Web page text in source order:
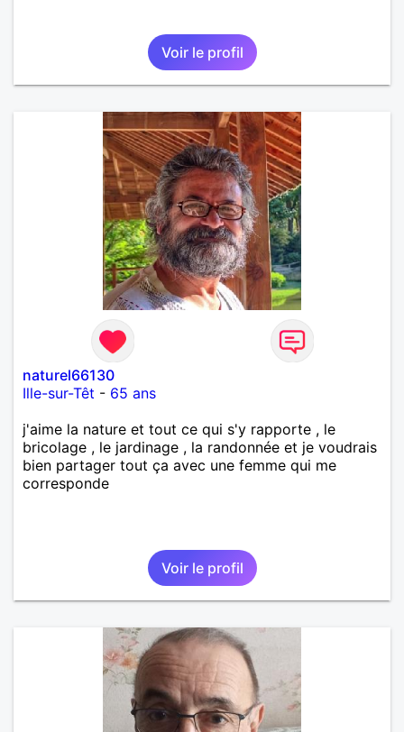
Voir le profil
naturel66130
Ille-sur-Têt - 65 ans
j'aime la nature et tout ce qui s'y rapporte , le
bricolage , le jardinage , la randonnée et je voudrais
bien partager tout ça avec une femme qui me
corresponde
Voir le profil